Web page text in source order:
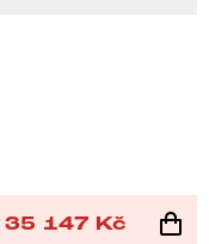
35 147 Kč